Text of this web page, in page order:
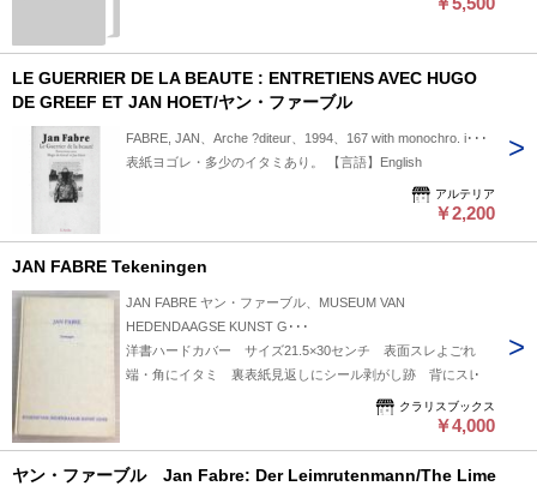
Kabakov:
LE GUERRIER DE LA BEAUTE : ENTRETIENS AVEC HUGO
DE GREEF ET JAN HOET/ヤン・ファーブル
FABRE, JAN、Arche ?diteur、1994、167 with monochro. i･･･
表紙ヨゴレ・多少のイタミあり。 【言語】English
アルテリア
￥2,200
JAN FABRE Tekeningen
JAN FABRE ヤン・ファーブル、MUSEUM VAN
HEDENDAAGSE KUNST G･･･
洋書ハードカバー サイズ21.5×30センチ 表面スレよごれ
端・角にイタミ 裏表紙見返しにシール剥がし跡 背にスレ
クラリスブックス
￥4,000
ヤン・ファーブル Jan Fabre: Der Leimrutenmann/The Lime